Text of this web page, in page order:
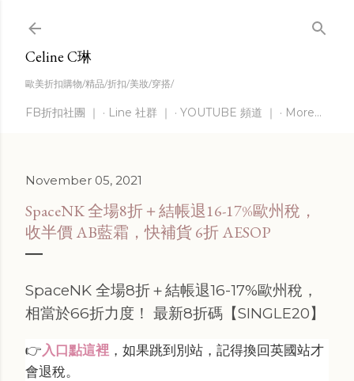
Celine C琳
歐美折扣購物/精品/折扣/美妝/穿搭/
FB折扣社團 ｜ Line 社群 ｜ YOUTUBE 頻道 ｜ More…
November 05, 2021
SpaceNK 全場8折＋結帳退16-17%歐州稅，
收半價 AB藍霜，快補貨 6折 AESOP
SpaceNK 全場8折＋結帳退16-17%歐州稅，
相當於66折力度！ 最新8折碼【SINGLE20】
👉入口點這裡 ，如果跳到別站，記得換回英國站才
會退稅。